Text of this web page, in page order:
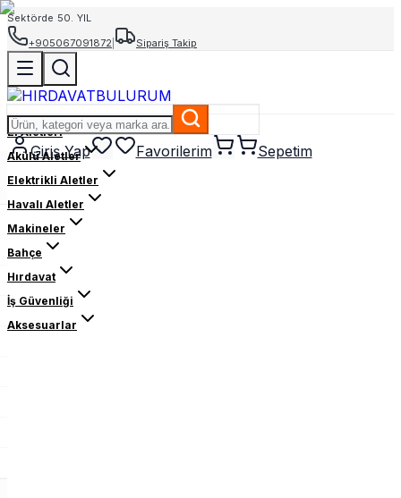
Sektörde 50. YIL
+905067091872
Sipariş Takip
Giriş Yap Favorilerim Sepetim
El Aletleri
Akülü Aletler
Elektrikli Aletler
Havalı Aletler
Makineler
Bahçe
Hırdavat
İş Güvenliği
Aksesuarlar